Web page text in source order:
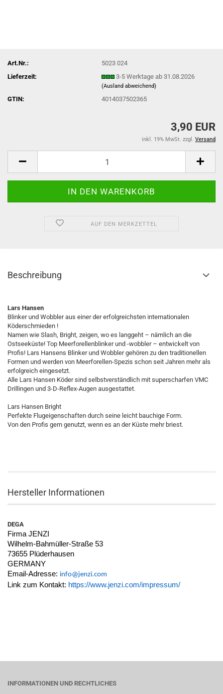
Art.Nr.:
5023 024
Lieferzeit:
3-5 Werktage ab 31.08.2026
(Ausland abweichend)
GTIN: 4014037502365
3,90 EUR
inkl. 19% MwSt. zzgl. Versand
AUF DEN MERKZETTEL
Beschreibung
Lars Hansen
Blinker und Wobbler aus einer der erfolgreichsten internationalen
Köderschmieden !
Namen wie Slash, Bright, zeigen, wo es langgeht – nämlich an die
Ostseeküste! Top Meerforellenblinker und -wobbler – entwickelt von
Profis! Lars Hansens Blinker und Wobbler gehören zu den traditionellen
Formen und werden von Meerforellen-Spezis schon seit Jahren mehr als
erfolgreich eingesetzt.
Alle Lars Hansen Köder sind selbstverständlich mit superscharfen VMC
Drillingen und 3-D-Reflex-Augen ausgestattet.
Lars Hansen Bright
Perfekte Flugeigenschaften durch seine leicht bauchige Form.
Von den Profis gern genutzt, wenn es an der Küste mehr briest.
Hersteller Informationen
DEGA
Firma JENZI
Wilhelm-Bahmüller-Straße 53
73655 Plüderhausen
GERMANY
Email-Adresse: info@jenzi.com
Link zum Kontakt: https://www.jenzi.com/impressum/
INFORMATIONEN UND RECHTLICHES